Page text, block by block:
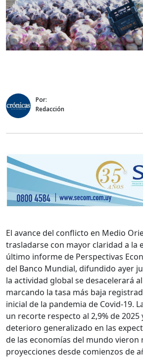
Por:
Redacción
El avance del conflicto en Medio
trasladarse con mayor claridad a la
último informe de Perspectivas
del Banco Mundial, difundido ayer
la actividad global se desacelerará al
marcando la tasa más baja
inicial de la pandemia de Covid-19.
un recorte respecto al 2,9% de 2025
deterioro generalizado en las
de las economías del mundo vieron
proyecciones desde comienzos de